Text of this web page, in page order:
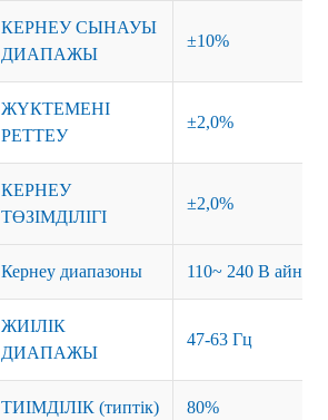
КЕРНЕУ СЫНАУЫ
ДИАПАЖЫ
±10%
ЖҮКТЕМЕНІ
РЕТТЕУ
±2,0%
КЕРНЕУ
ТӨЗІМДІЛІГІ
±2,0%
Кернеу диапазоны 110~ 240 В
ЖИІЛІК
ДИАПАЖЫ
47-63 Гц
ТИІМДІЛІК (типтік) 80%